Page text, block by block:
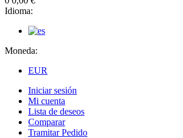
Idioma:
Moneda:
EUR
Iniciar sesión
Mi cuenta
Lista de deseos
Comparar
Tramitar Pedido